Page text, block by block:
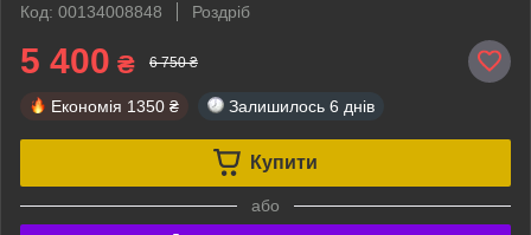
Код: 00134008848
Роздріб
5 400 ₴ 6 750 ₴
Економія 1350 ₴ Залишилось 6 днів
Купити
або